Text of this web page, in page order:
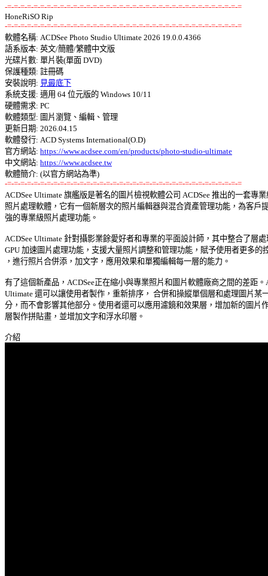
-=-=-=-=-=-=-=-=-=-=-=-=-=-=-=-=-=-=-=-=-=-=-=-=-=-=-=-=-=-=-=-=-=-=-=-=
-=-=-=-=-=-=-=-=-=-=-=-=-=-=-=-=-=-=-=-=-=-=-=-=-=-=-=-=-=-=-=-=-=-=-=-=
軟體名稱: ACDSee Photo Studio Ultimate 2026 19.0.0.4366
語系版本: 英文/簡體/繁體中文版
光碟片數: 單片裝(單面 DVD)
保護種類: 註冊碼
安裝說明: 見最底下
系統支援: 適用 64 位元版的 Windows 10/11
硬體需求: PC
軟體類型: 圖片瀏覽、編輯、管理
更新日期: 2026.04.15
軟體發行: ACD Systems International(O.D)
官方網站: https://www.acdsee.com/en/products/photo-studio-ultimate
中文網站: https://www.acdsee.tw
-=-=-=-=-=-=-=-=-=-=-=-=-=-=-=-=-=-=-=-=-=-=-=-=-=-=-=-=-=-=-=-=-=-=-=-=
ACDSee Ultimate 旗艦版是著名的圖片檢視軟體公司 ACDSee 推出的一套專
照片處理軟體，它有一個新層次的照片編輯器與混合資產管理功能，為客戶
強的專業級照片處理功能。
ACDSee Ultimate 針對攝影業餘愛好者和專業的平面設計師，其中整合了層
GPU 加速圖片處理功能，支援大量照片調整和管理功能，賦予使用者更多的
，進行照片合併添，加文字，應用效果和單獨編輯每一層的能力。
有了這個新產品，ACDSee正在縮小與專業照片和圖片軟體廠商之間的差距。
Ultimate 還可以讓使用者製作，重新排序， 合併和操縱單個層和處理圖片某
分，而不會影響其他部分。使用者還可以應用濾鏡和效果層，增加新的圖片
層製作拼貼畫，並增加文字和浮水印層。